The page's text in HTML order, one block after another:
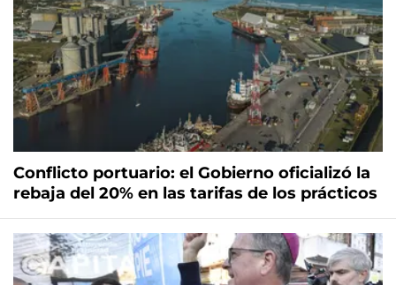
Conflicto portuario: el Gobierno oficializó la
rebaja del 20% en las tarifas de los prácticos